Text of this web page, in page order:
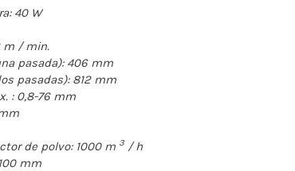
40 W
m / min.
pasada): 406 mm
pasadas): 812 mm
: 0,8-76 mm
de polvo: 1000 m 3 / h
mm